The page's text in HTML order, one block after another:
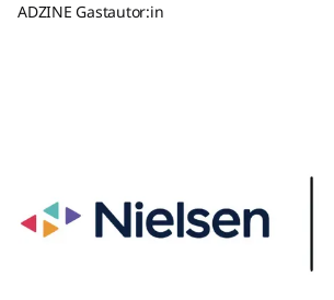
ADZINE Gastautor:in